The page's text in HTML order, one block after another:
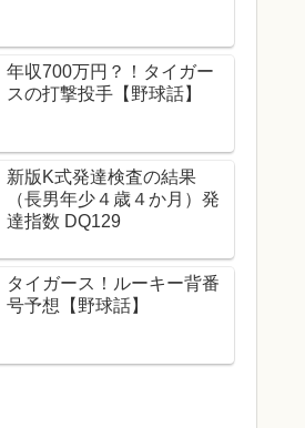
年収700万円？！タイガー
スの打撃投手【野球話】
新版K式発達検査の結果
（長男年少４歳４か月）発
達指数 DQ129
タイガース！ルーキー背番
号予想【野球話】